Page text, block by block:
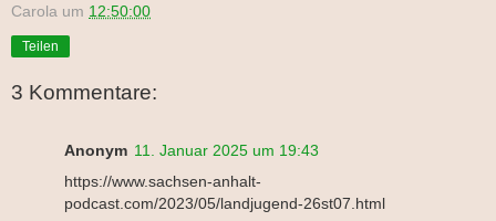
Carola um 12:50:00
Teilen
3 Kommentare:
Anonym 11. Januar 2025 um 19:43
https://www.sachsen-anhalt-
podcast.com/2023/05/landjugend-26st07.html